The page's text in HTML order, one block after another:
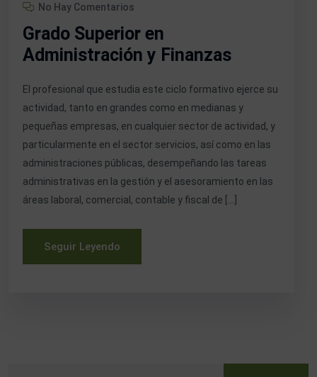
No Hay Comentarios
Grado Superior en
Administración y Finanzas
El profesional que estudia este ciclo formativo ejerce su
actividad, tanto en grandes como en medianas y
pequeñas empresas, en cualquier sector de actividad, y
particularmente en el sector servicios, así como en las
administraciones públicas, desempeñando las tareas
administrativas en la gestión y el asesoramiento en las
áreas laboral, comercial, contable y fiscal de […]
Seguir Leyendo